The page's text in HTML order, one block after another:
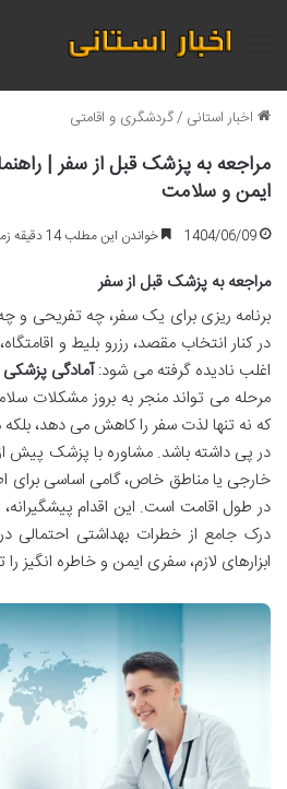
منو
اخبار استانی /گردشگری و اقامتی
مراجعه به پزشک قبل از سفر |
ایمن و سلامت
1404/06/09 خواندن این مطلب 14 دقیقه زمان میبرد
مراجعه به پزشک قبل از سفر
برنامه ریزی برای یک سفر، چه تفریحی و
در کنار انتخاب مقصد، رزرو بلیط و
اغلب نادیده گرفته می شود:آمادگی
مرحله می تواند منجر به بروز مشکلات
که نه تنها لذت سفر را کاهش می دهد،
در پی داشته باشد. مشاوره با پزشک پیش از
خارجی یا مناطق خاص، گامی اساسی برای
در طول اقامت است. این اقدام
درک جامع از خطرات بهداشتی
ابزارهای لازم، سفری ایمن و خاطره انگیز را